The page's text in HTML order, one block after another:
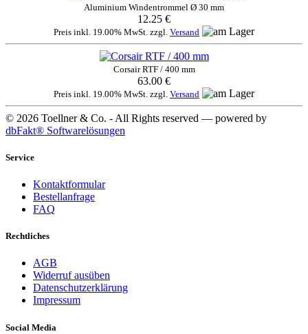
Aluminium Windentrommel Ø 30 mm
12.25 €
Preis inkl. 19.00% MwSt. zzgl. Versand
Corsair RTF / 400 mm
63.00 €
Preis inkl. 19.00% MwSt. zzgl. Versand
© 2026 Toellner & Co. - All Rights reserved — powered by
dbFakt® Softwarelösungen
Service
Kontaktformular
Bestellanfrage
FAQ
Rechtliches
AGB
Widerruf ausüben
Datenschutzerklärung
Impressum
Social Media